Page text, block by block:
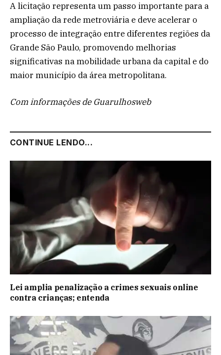
A licitação representa um passo importante para a
ampliação da rede metroviária e deve acelerar o
processo de integração entre diferentes regiões da
Grande São Paulo, promovendo melhorias
significativas na mobilidade urbana da capital e do
maior município da área metropolitana.
Com informações de Guarulhosweb
CONTINUE LENDO...
Lei amplia penalização a crimes sexuais online
contra crianças; entenda